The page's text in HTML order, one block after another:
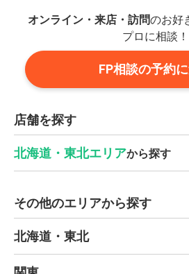
オンライン・来店・訪問のお好
プロに相談！
FP相談の予約
店舗を探す
北海道・東北エリアから探す
その他のエリアから探す
北海道・東北